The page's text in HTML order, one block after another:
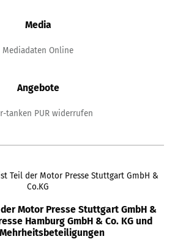
Media
Mediadaten Online
Angebote
tanken PUR widerrufen
Teil der Motor Presse Stuttgart GmbH &
Co.KG
Motor Presse Stuttgart GmbH &
Hamburg GmbH & Co. KG und